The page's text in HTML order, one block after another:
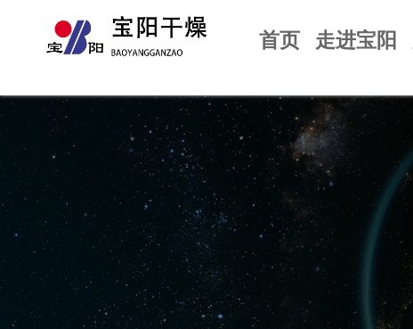
首页 走进宝阳